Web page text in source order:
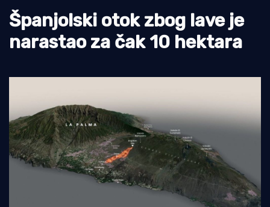
Ribolov
Ekologija
Španjolski otok zbog lave je
narastao za čak 10 hektara